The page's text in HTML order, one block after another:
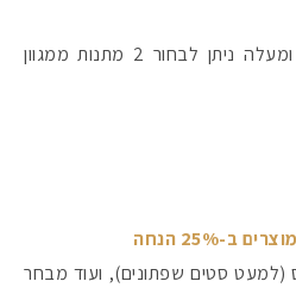
ובקנייה בסכום של 290 ₪ ומעלה ניתן לבחור 2 מתנות ממגוון
ב-25% הנחה
(למעט סטים שפתונים), ועוד מבחר